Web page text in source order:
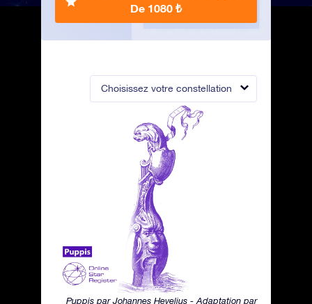
Choisissez votre constellation
Puppis par Johannes Hevelius - Adaptation par
De 1080 ₺